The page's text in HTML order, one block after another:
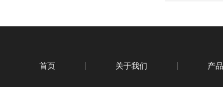
首页 关于我们 产